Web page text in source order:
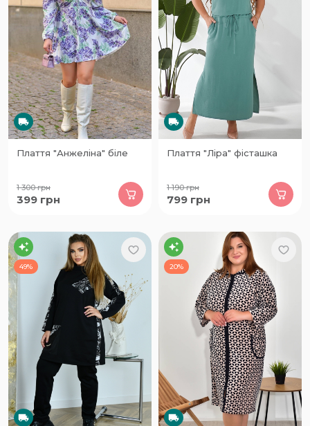
Плаття "Анжеліна" біле
1 300грн
399 грн
Плаття "Ліра" фісташка
1 190грн
799 грн
49% 20%